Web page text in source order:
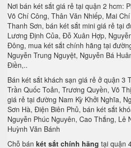
Nơi bán két sắt giá rẻ tại quận 2 hcm:
Võ Chí Công, Thân Văn Nhiếp, Mai
Thanh Sơn, bán két sắt mini giá rẻ tại
Lương Định Của, Đỗ Xuân Hợp,
Đông, mua két sắt chính hãng tại
Nguyễn Trung Nguyệt, Nguyễn Bá
Điền,..
Bán két sắt khách sạn giá rẻ ở quận 3
Trần Quốc Toản, Trương Quyền, Võ
giá rẻ tại đường Nam Kỳ Khởi Nghĩa,
Sơn Hà, Điện Biên Phủ, bán két sắt
Nguyễn Phúc Nguyên, Cao Thắng, Lê
Huỳnh Văn Bánh
Chỗ bán két sắt chính hãng tại quận